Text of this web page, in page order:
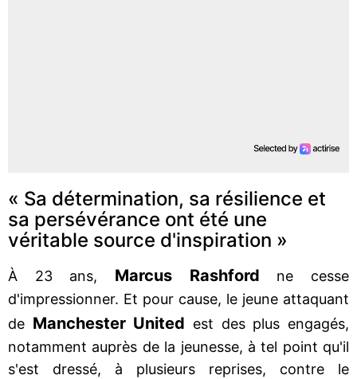
« Sa détermination, sa résilience et
sa persévérance ont été une
véritable source d'inspiration »
À 23 ans, Marcus Rashford ne cesse
d'impressionner. Et pour cause, le jeune attaquant
de Manchester United est des plus engagés,
notamment auprès de la jeunesse, à tel point qu'il
s'est dressé, à plusieurs reprises, contre le